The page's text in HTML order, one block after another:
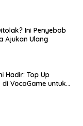
Ini Penyebab
Ajukan Ulang
Hadir: Top Up
di VocaGame untuk